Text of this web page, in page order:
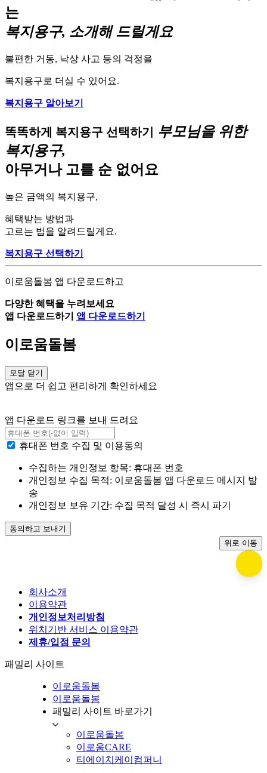
는
복지용구, 소개해 드릴게요
불편한 거동, 낙상 사고 등의 걱정을
복지용구로 더실 수 있어요.
복지용구 알아보기
똑똑하게 복지용구 선택하기
부모님을 위한
복지용구,
아무거나 고를 순 없어요
높은 금액의 복지용구,
혜택받는 방법과
고르는 법을 알려드릴게요.
복지용구 선택하기
이로움돌봄 앱 다운로드하고
다양한 혜택을 누려보세요
앱 다운로드하기
앱 다운로드하기
이로움돌봄
모달 닫기
앱으로 더 쉽고 편리하게 확인하세요
앱 다운로드 링크를 보내 드려요
휴대폰 번호 수집 및 이용동의
수집하는 개인정보 항목: 휴대폰 번호
개인정보 수집 목적: 이로움돌봄 앱 다운로드 메시지 발
송
개인정보 보유 기간: 수집 목적 달성 시 즉시 파기
동의하고 보내기
위로 이동
회사소개
이용약관
개인정보처리방침
위치기반 서비스 이용약관
제휴/입점 문의
패밀리 사이트
이로움돌봄
이로움돌봄
패밀리 사이트 바로가기
이로움돌봄
이로움CARE
티에이치케이컴퍼니